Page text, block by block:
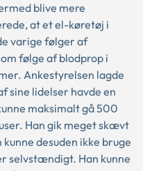
blive mere
at et el-køretøj i
varige følger af
følge af blodprop i
Ankestyrelsen lagde
sine lidelser havde en
maksimalt gå 500
Han gik meget skævt
desuden ikke bruge
selvstændigt. Han kunne